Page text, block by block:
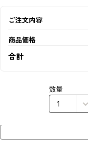
ご注文内容
商品価格
合計
数量